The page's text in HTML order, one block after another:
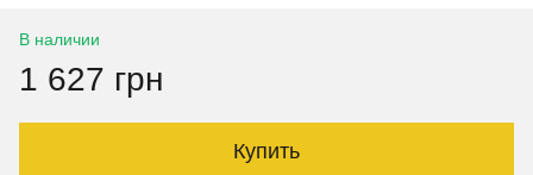
В наличии
1 627 грн
Купить